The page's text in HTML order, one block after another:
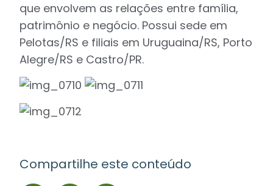
que envolvem as relações entre família,
patrimônio e negócio. Possui sede em
Pelotas/RS e filiais em Uruguaina/RS, Porto
Alegre/RS e Castro/PR.
Compartilhe este conteúdo